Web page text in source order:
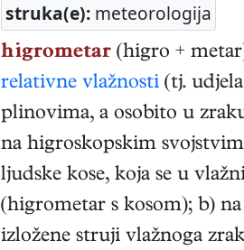
struka(e): meteorologija
higrometar (higro +
relativne vlažnosti (tj.
plinovima, a osobito u
na higroskopskim
ljudske kose, koja se u
(higrometar s kosom); b)
izložene struji vlažnoga